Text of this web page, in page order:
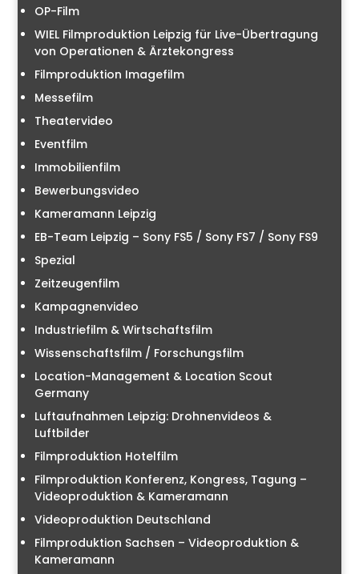
OP-Film
WIEL Filmproduktion Leipzig für Live-Übertragung
von Operationen & Ärztekongress
Filmproduktion Imagefilm
Messefilm
Theatervideo
Eventfilm
Immobilienfilm
Bewerbungsvideo
Kameramann Leipzig
EB-Team Leipzig – Sony FS5 / Sony FS7 / Sony FS9
Spezial
Zeitzeugenfilm
Kampagnenvideo
Industriefilm & Wirtschaftsfilm
Wissenschaftsfilm / Forschungsfilm
Location-Management & Location Scout
Germany
Luftaufnahmen Leipzig: Drohnenvideos &
Luftbilder
Filmproduktion Hotelfilm
Filmproduktion Konferenz, Kongress, Tagung –
Videoproduktion & Kameramann
Videoproduktion Deutschland
Filmproduktion Sachsen – Videoproduktion &
Kameramann